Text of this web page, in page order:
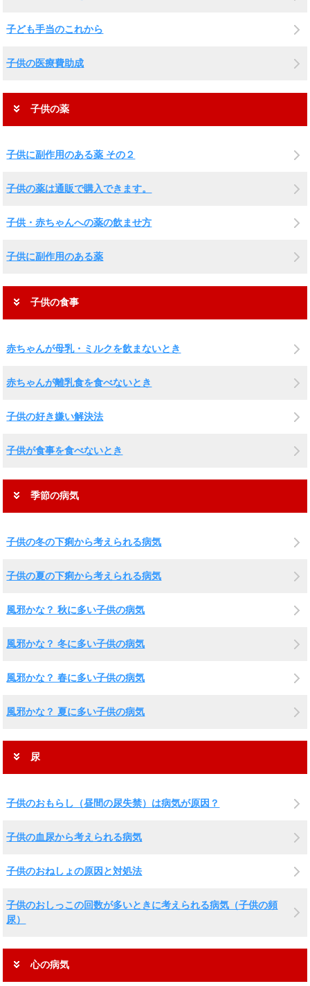
子ども手当のこれから
子供の医療費助成
子供の薬
子供に副作用のある薬 その２
子供の薬は通販で購入できます。
子供・赤ちゃんへの薬の飲ませ方
子供に副作用のある薬
子供の食事
赤ちゃんが母乳・ミルクを飲まないとき
赤ちゃんが離乳食を食べないとき
子供の好き嫌い解決法
子供が食事を食べないとき
季節の病気
子供の冬の下痢から考えられる病気
子供の夏の下痢から考えられる病気
風邪かな？ 秋に多い子供の病気
風邪かな？ 冬に多い子供の病気
風邪かな？ 春に多い子供の病気
風邪かな？ 夏に多い子供の病気
尿
子供のおもらし（昼間の尿失禁）は病気が原因？
子供の血尿から考えられる病気
子供のおねしょの原因と対処法
子供のおしっこの回数が多いときに考えられる病気（子供の頻
尿）
心の病気